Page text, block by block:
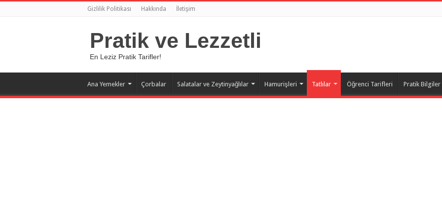
Gizlilik Politikası Hakkında İletişim
Pratik ve Lezzetli
En Leziz Pratik Tarifler!
Ana Yemekler Çorbalar Salatalar ve Zeytinyağlılar Hamurişleri Tatlılar Öğrenci Tarifleri Pratik Bilgiler